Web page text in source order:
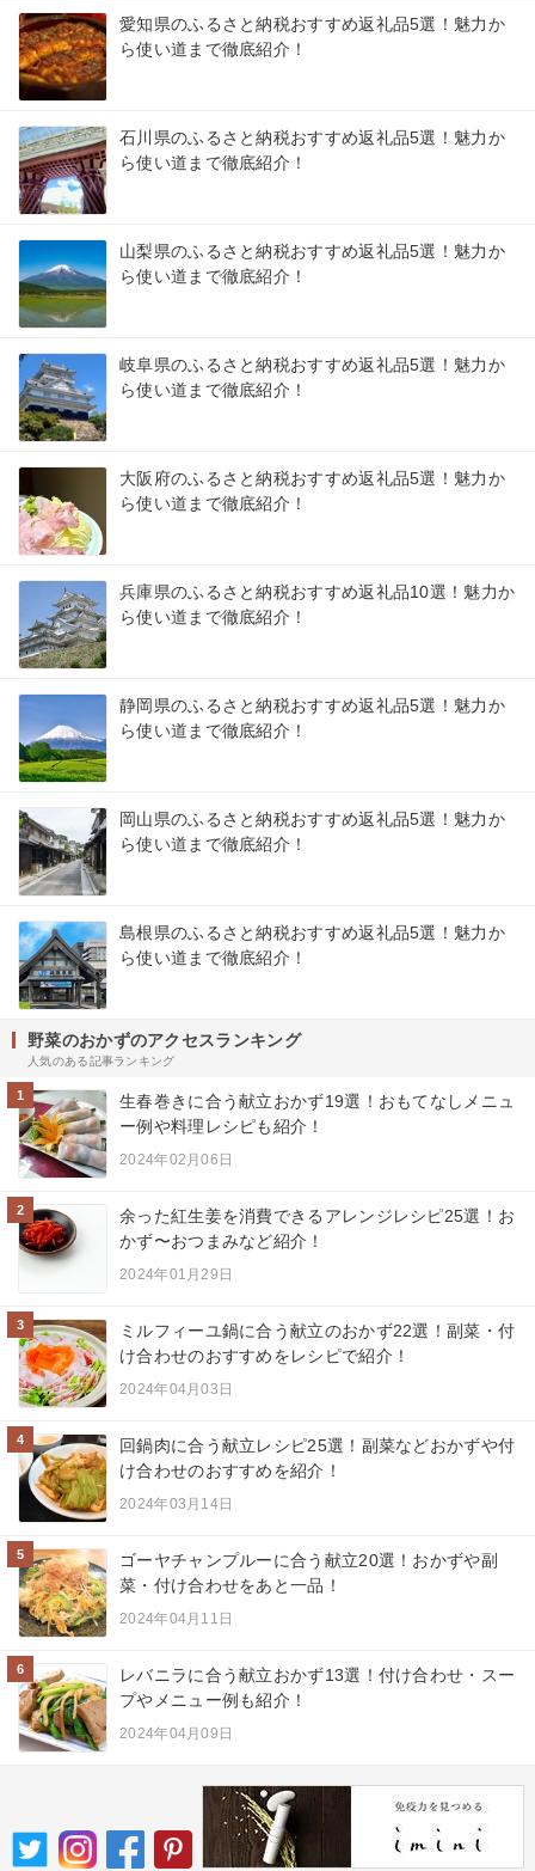
愛知県のふるさと納税おすすめ返礼品5選！魅力か
ら使い道まで徹底紹介！
石川県のふるさと納税おすすめ返礼品5選！魅力か
ら使い道まで徹底紹介！
山梨県のふるさと納税おすすめ返礼品5選！魅力か
ら使い道まで徹底紹介！
岐阜県のふるさと納税おすすめ返礼品5選！魅力か
ら使い道まで徹底紹介！
大阪府のふるさと納税おすすめ返礼品5選！魅力か
ら使い道まで徹底紹介！
兵庫県のふるさと納税おすすめ返礼品10選！魅力か
ら使い道まで徹底紹介！
静岡県のふるさと納税おすすめ返礼品5選！魅力か
ら使い道まで徹底紹介！
岡山県のふるさと納税おすすめ返礼品5選！魅力か
ら使い道まで徹底紹介！
島根県のふるさと納税おすすめ返礼品5選！魅力か
ら使い道まで徹底紹介！
野菜のおかずのアクセスランキング
人気のある記事ランキング
1
生春巻きに合う献立おかず19選！おもてなしメニュ
ー例や料理レシピも紹介！
2024年02月06日
2
余った紅生姜を消費できるアレンジレシピ25選！お
かず〜おつまみなど紹介！
2024年01月29日
3
ミルフィーユ鍋に合う献立のおかず22選！副菜・付
け合わせのおすすめをレシピで紹介！
2024年04月03日
4
回鍋肉に合う献立レシピ25選！副菜などおかずや付
け合わせのおすすめを紹介！
2024年03月14日
5
ゴーヤチャンプルーに合う献立20選！おかずや副
菜・付け合わせをあと一品！
2024年04月11日
6
レバニラに合う献立おかず13選！付け合わせ・スー
プやメニュー例も紹介！
2024年04月09日